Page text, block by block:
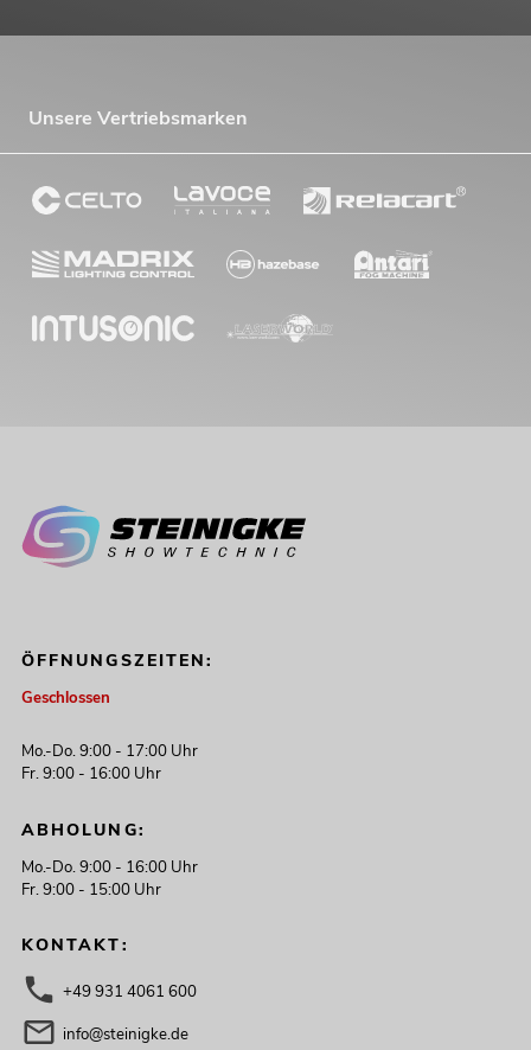
Unsere Vertriebsmarken
ÖFFNUNGSZEITEN:
Geschlossen
Mo.-Do. 9:00 - 17:00 Uhr
Fr. 9:00 - 16:00 Uhr
ABHOLUNG:
Mo.-Do. 9:00 - 16:00 Uhr
Fr. 9:00 - 15:00 Uhr
KONTAKT:
+49 931 4061 600
info@steinigke.de